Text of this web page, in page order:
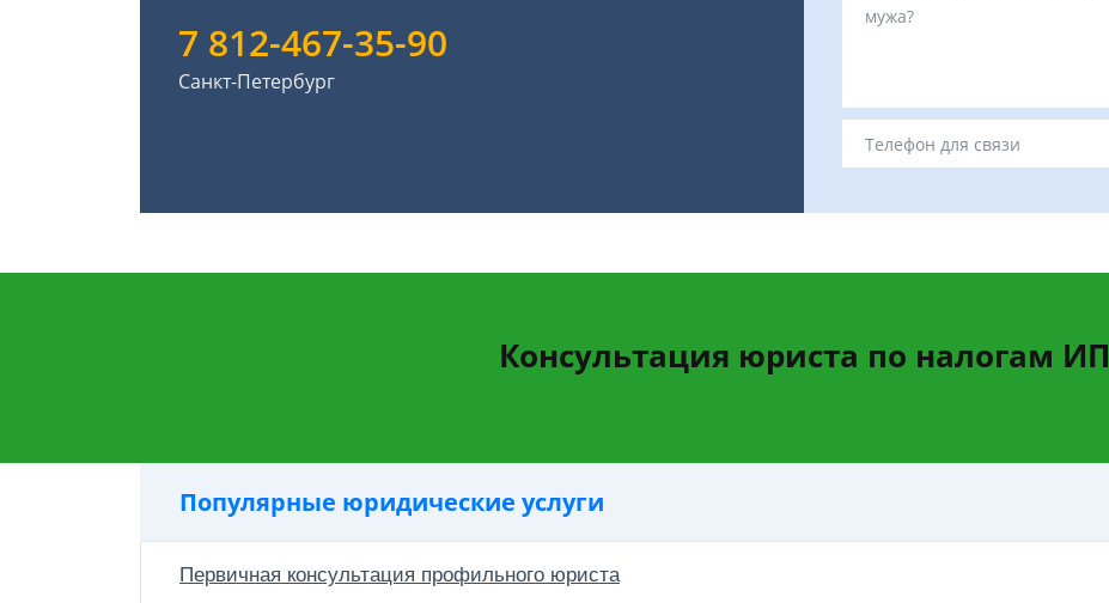
7 812-467-35-90
Санкт-Петербург
Консультация юриста по налогам ИП
Популярные юридические услуги
Первичная консультация профильного юриста